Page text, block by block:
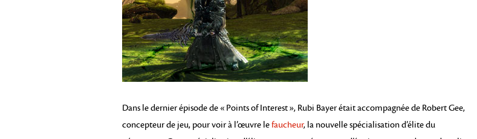
Dans le dernier épisode de « Points of Interest », Rubi Bayer était accompagnée de Robert Gee,
concepteur de jeu, pour voir à l’œuvre lefaucheur, la nouvelle spécialisation d’élite du